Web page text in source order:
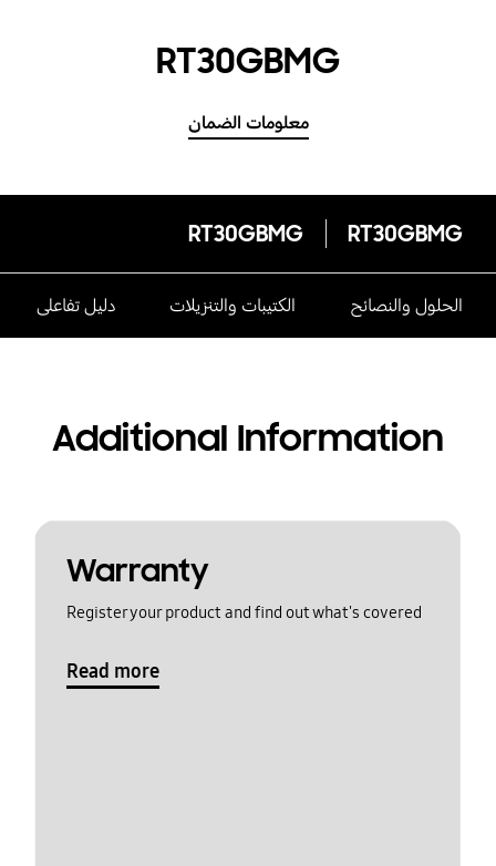
RT30GBMG
معلومات الضمان
RT30GBMG
RT30GBMG
الحلول والنصائح الكتيبات والتنزيلات دليل تفاعلى
Additional Information
Warranty
Register your product and find out what's covered
Read more